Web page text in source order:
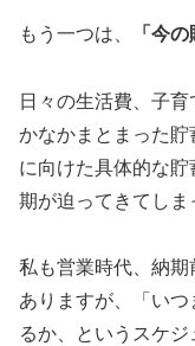
もう一つは、 「今
日々の生活費、子
かなかまとまった貯
に向けた具体的な
期が迫ってきてしま
私も営業時代、納
ありますが、「い
るか、というスケ